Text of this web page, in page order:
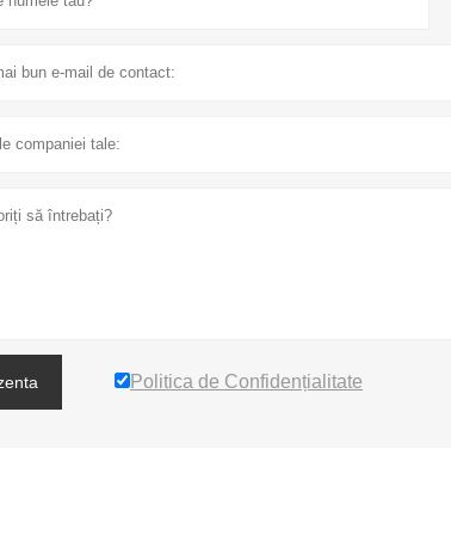
Politica de Confidențialitate